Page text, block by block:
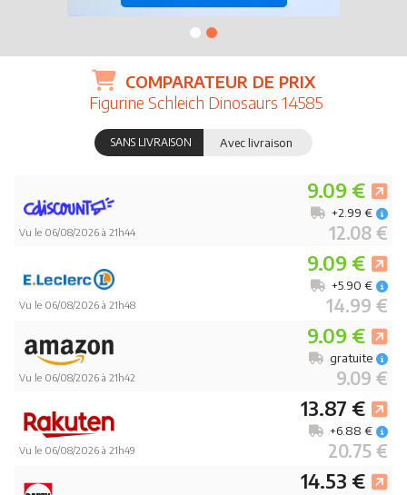
COMPARATEUR DE PRIX
Figurine Schleich Dinosaurs 14585
SANS LIVRAISON Avec livraison
Vu le 06/08/2026 à 21h44
9.09 €
12.08 €
+2.99 €
Vu le 06/08/2026 à 21h48
9.09 €
14.99 €
+5.90 €
Vu le 06/08/2026 à 21h42
9.09 €
9.09 €
gratuite
Vu le 06/08/2026 à 21h49
13.87 €
20.75 €
+6.88 €
14.53 €